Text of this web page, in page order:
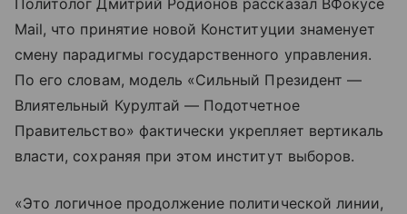
Политолог Дмитрий Родионов рассказал ВФокусе
Mail, что принятие новой Конституции знаменует
смену парадигмы государственного управления.
По его словам, модель «Сильный Президент —
Влиятельный Курултай — Подотчетное
Правительство» фактически укрепляет вертикаль
власти, сохраняя при этом институт выборов.
«Это логичное продолжение политической линии,